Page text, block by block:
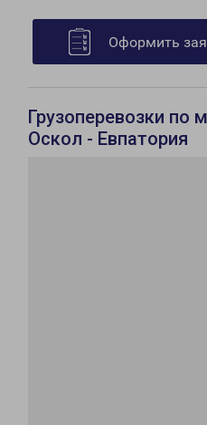
Оформить
Грузоперевозки по
Оскол - Евпатория